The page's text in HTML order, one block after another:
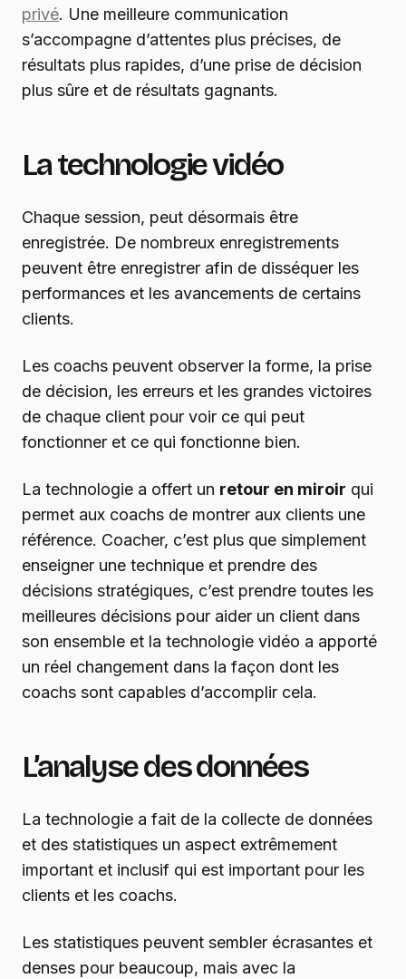
privé. Une meilleure communication
s’accompagne d’attentes plus précises, de
résultats plus rapides, d’une prise de décision
plus sûre et de résultats gagnants.
La technologie vidéo
Chaque session, peut désormais être
enregistrée. De nombreux enregistrements
peuvent être enregistrer afin de disséquer les
performances et les avancements de certains
clients.
Les coachs peuvent observer la forme, la prise
de décision, les erreurs et les grandes victoires
de chaque client pour voir ce qui peut
fonctionner et ce qui fonctionne bien.
La technologie a offert un retour en miroir qui
permet aux coachs de montrer aux clients une
référence. Coacher, c’est plus que simplement
enseigner une technique et prendre des
décisions stratégiques, c’est prendre toutes les
meilleures décisions pour aider un client dans
son ensemble et la technologie vidéo a apporté
un réel changement dans la façon dont les
coachs sont capables d’accomplir cela.
L’analyse des données
La technologie a fait de la collecte de données
et des statistiques un aspect extrêmement
important et inclusif qui est important pour les
clients et les coachs.
Les statistiques peuvent sembler écrasantes et
denses pour beaucoup, mais avec la